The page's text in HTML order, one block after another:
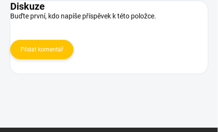
Diskuze
Buďte první, kdo napíše příspěvek k této položce.
Přidat komentář